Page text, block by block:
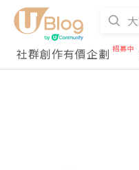
社群創作有價企劃